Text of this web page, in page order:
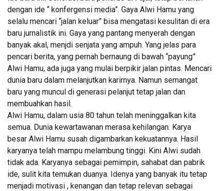
dengan ide “ konfergensi media”. Gaya Alwi Hamu yang
selalu mencari “jalan keluar” bisa mengatasi kesulitan di era
baru jurnalistik ini. Gaya yang pantang menyerah dengan
banyak akal, menjdi senjata yang ampuh. Yang jelas para
pencari berita, yang pernah bernaung di bawah “payung”
Alwi Hamu, ada juga yang mulai berpikir jalan pintas. Mencari
dunia baru dalam melanjutkan karirnya. Namun semangat
baru yang muncul di generasi pelanjut tetap jalan dan
membuahkan hasil.
Alwi Hamu, dalam usia 80 tahun telah meninggalkan kita
semua. Dunia kewartawanan merasa kehilangan. Karya
besar Alwi Hamu susah digambarkan kekuatannya. Hasil
karyanya telah mampu melambung tinggi. Kini Alwi sudah
tidak ada. Karyanya sebagai pemimpin, sahabat dan pabrik
ide, sulit kita temukan duanya. Idenya yang banyak itu tetap
menjadi motivasi , kenangan dan tetap relevan sebagai